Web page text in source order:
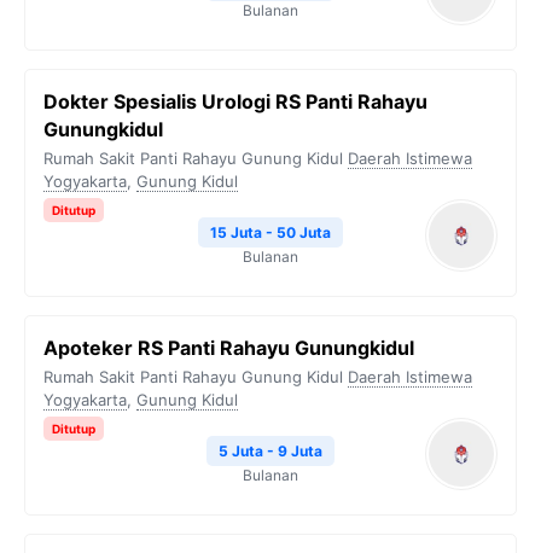
Bulanan
Dokter Spesialis Urologi RS Panti Rahayu
Gunungkidul
Rumah Sakit Panti Rahayu Gunung Kidul Daerah Istimewa
Yogyakarta, Gunung Kidul
Ditutup
15 Juta - 50 Juta
Bulanan
Apoteker RS Panti Rahayu Gunungkidul
Rumah Sakit Panti Rahayu Gunung Kidul Daerah Istimewa
Yogyakarta, Gunung Kidul
Ditutup
5 Juta - 9 Juta
Bulanan